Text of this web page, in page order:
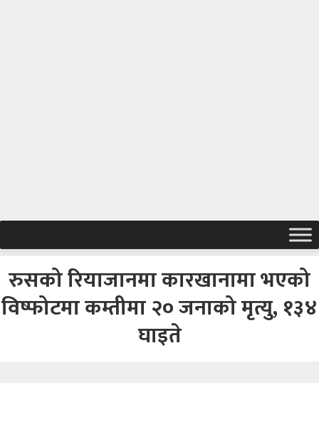
रुसको रियाजानमा कारखानामा भएको
विष्फोटमा कम्तीमा २० जनाको मृत्यु, १३४
घाइते